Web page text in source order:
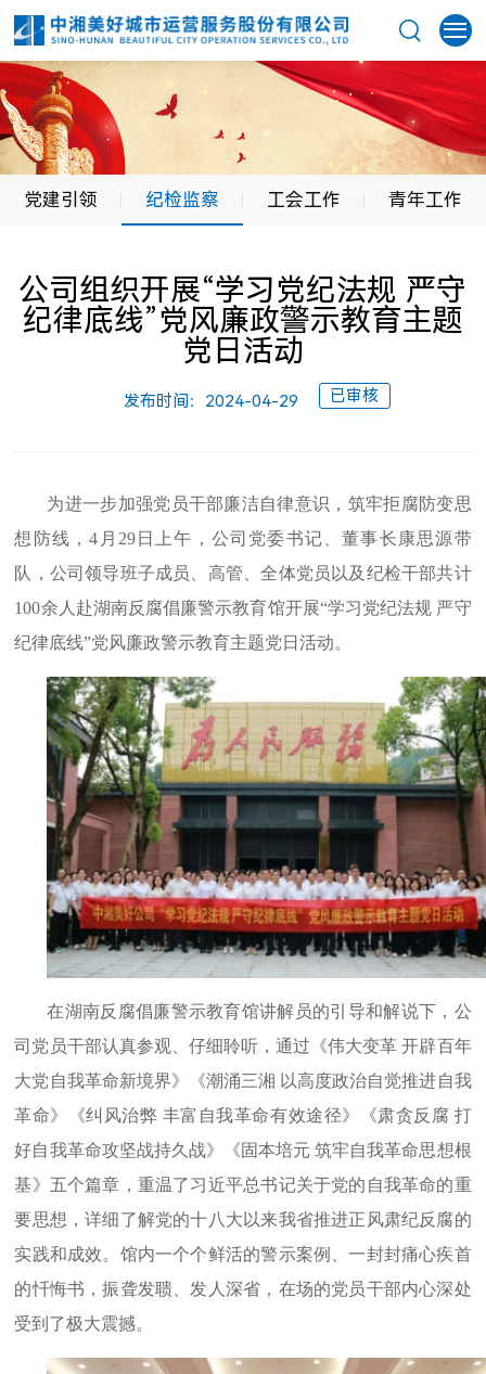
党建引领 纪检监察 工会工作 青年工作
公司组织开展“学习党纪法规 严守
纪律底线”党风廉政警示教育主题
党日活动
发布时间：2024-04-29 已审核
为进一步加强党员干部廉洁自律意识，筑牢拒腐防变思
想防线，4月29日上午，公司党委书记、董事长康思源带
队，公司领导班子成员、高管、全体党员以及纪检干部共计
100余人赴湖南反腐倡廉警示教育馆开展“学习党纪法规 严守
纪律底线”党风廉政警示教育主题党日活动。
在湖南反腐倡廉警示教育馆讲解员的引导和解说下，公
司党员干部认真参观、仔细聆听，通过《伟大变革 开辟百年
大党自我革命新境界》《潮涌三湘 以高度政治自觉推进自我
革命》《纠风治弊 丰富自我革命有效途径》《肃贪反腐 打
好自我革命攻坚战持久战》《固本培元 筑牢自我革命思想根
基》五个篇章，重温了习近平总书记关于党的自我革命的重
要思想，详细了解党的十八大以来我省推进正风肃纪反腐的
实践和成效。馆内一个个鲜活的警示案例、一封封痛心疾首
的忏悔书，振聋发聩、发人深省，在场的党员干部内心深处
受到了极大震撼。